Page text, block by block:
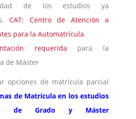
de los estudios ya
CAT: Centro de Atención a
para la Automatrícula.
requerida para la
de Máster
opciones de matrícula parcial
de Matrícula en los estudios
de Grado y Máster